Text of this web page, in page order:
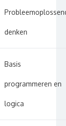
denken
Basis
programmeren en
logica